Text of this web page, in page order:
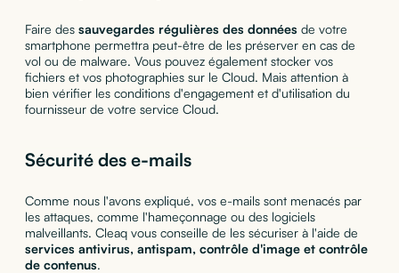
Faire des sauvegardes régulières des données de votre
smartphone permettra peut-être de les préserver en cas de
vol ou de malware. Vous pouvez également stocker vos
fichiers et vos photographies sur le Cloud. Mais attention à
bien vérifier les conditions d'engagement et d'utilisation du
fournisseur de votre service Cloud.
Sécurité des e-mails
Comme nous l'avons expliqué, vos e-mails sont menacés par
les attaques, comme l'hameçonnage ou des logiciels
malveillants. Cleaq vous conseille de les sécuriser à l'aide de
services antivirus, antispam, contrôle d'image et contrôle
de contenus.